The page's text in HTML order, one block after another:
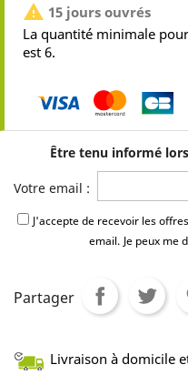
 15 jours ouvrés
La quantité minimale
est 6.
Être tenu informé
Votre email :
J'accepte de recevoir les
email. Je peux me
Partager
Livraison à domicile